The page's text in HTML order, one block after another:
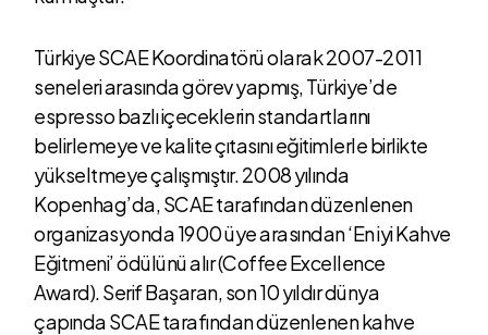
Türkiye SCAE Koordinatörü olarak 2007-2011
seneleri arasında görev yapmış, Türkiye’de
espresso bazlı içeceklerin standartlarını
belirlemeye ve kalite çıtasını eğitimlerle birlikte
yükseltmeye çalışmıştır. 2008 yılında
Kopenhag’da, SCAE tarafından düzenlenen
organizasyonda 1900 üye arasından ‘En iyi Kahve
Eğitmeni’ ödülünü alır (Coffee Excellence
Award). Serif Başaran, son 10 yıldır dünya
çapında SCAE tarafından düzenlenen kahve